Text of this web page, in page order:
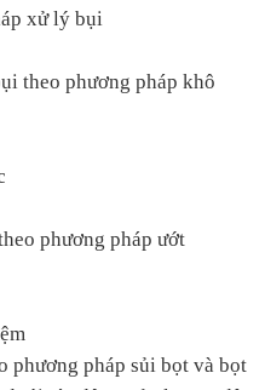
xử lý bụi
theo phương pháp khô
phương pháp ướt
phương pháp sủi bọt và bọt